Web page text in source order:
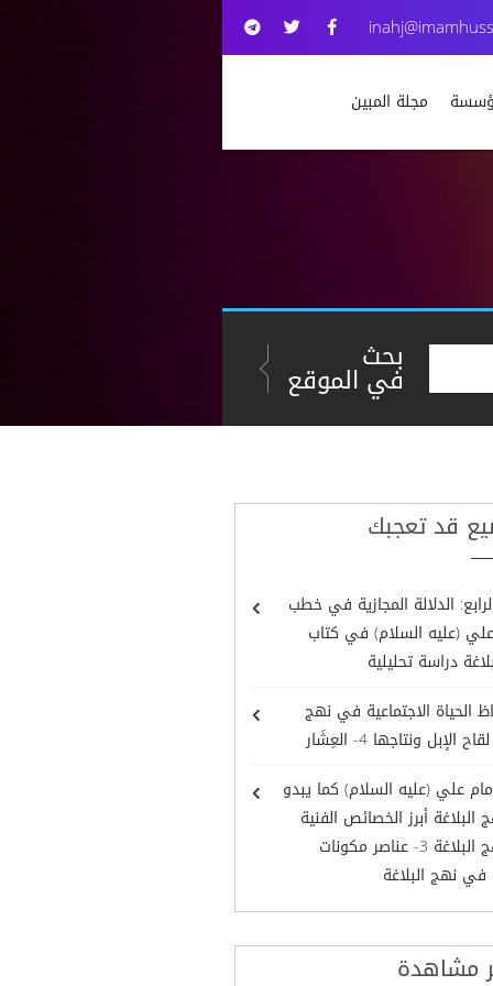
مجلة المبين
بحث
في الموقع
قد تعجبك
الدلالة المجازية في خطب
علي (عليه السلام) في كتاب
دراسة تحليلية
الحياة الاجتماعية في نهج
الإبل ونتاجها 4- العِشَار
علي (عليه السلام) كما يبدو
أبرز الخصائص الفنية
في نهج البلاغة 3- عناصر مكونات
في نهج البلاغة
مشاهدة